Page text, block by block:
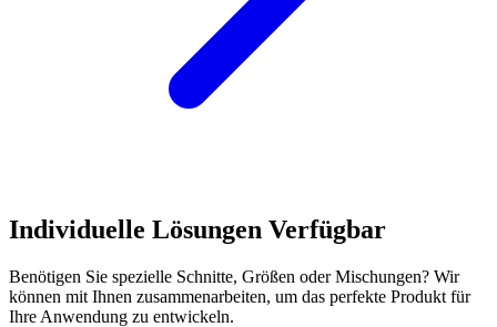
Individuelle Lösungen Verfügbar
Benötigen Sie spezielle Schnitte, Größen oder Mischungen? Wir
können mit Ihnen zusammenarbeiten, um das perfekte Produkt für
Ihre Anwendung zu entwickeln.